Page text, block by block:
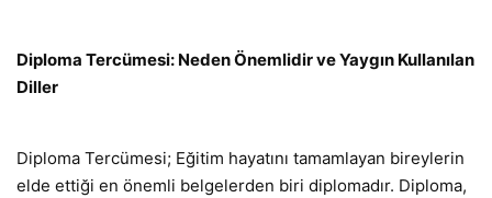
Diploma Tercümesi: Neden Önemlidir ve Yaygın Kullanılan
Diller
Diploma Tercümesi; Eğitim hayatını tamamlayan bireylerin
elde ettiği en önemli belgelerden biri diplomadır. Diploma,